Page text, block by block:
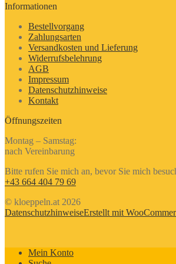
Informationen
Bestellvorgang
Zahlungsarten
Versandkosten und Lieferung
Widerrufsbelehrung
AGB
Impressum
Datenschutzhinweise
Kontakt
Öffnungszeiten
Montag – Samstag:
nach Vereinbarung
Bitte rufen Sie mich an, bevor Sie mich
+43 664 404 79 69
© kloeppeln.at 2026
DatenschutzhinweiseErstellt mit
Mein Konto